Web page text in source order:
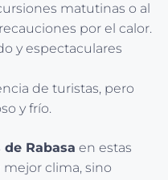
matutinas o al
por el calor.
y espectaculares
de turistas, pero
y frío.
de Rabasa en estas
clima, sino